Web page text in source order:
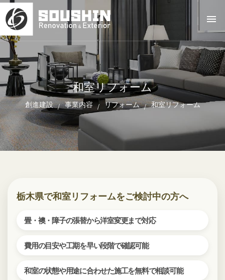
和室リフォーム
創進建設 事業内容 リフォーム 和室リフォーム
栃木県で和室リフォームをご検討中の方へ
畳・襖・障子の張替から洋室変更まで対応
費用の目安や工期を早い段階で確認可能
和室の状態や用途に合わせた施工を無料で相談可能